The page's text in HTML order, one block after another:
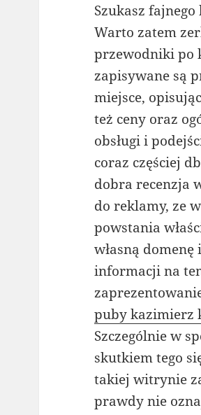
Szukasz
Warto zatem
przewodniki po
zapisywane są
miejsce,
też ceny oraz
obsługi i
coraz częściej
dobra recenzja
do reklamy, ze
powstania
własną
informacji na
puby kazimierz
Szczególnie w
skutkiem tego
takiej witrynie
prawdy nie